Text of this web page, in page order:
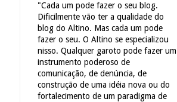
"Cada um pode fazer o seu blog.
Dificilmente vão ter a qualidade do
blog do Altino. Mas cada um pode
fazer o seu. O Altino se especializou
nisso. Qualquer garoto pode fazer um
instrumento poderoso de
comunicação, de denúncia, de
construção de uma idéia nova ou do
fortalecimento de um paradigma de